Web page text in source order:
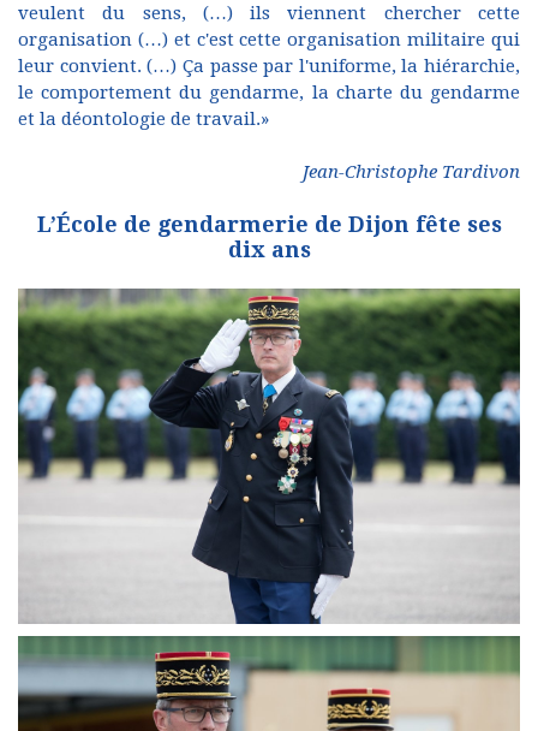
veulent du sens, (…) ils viennent chercher cette
organisation (…) et c'est cette organisation militaire qui
leur convient. (…) Ça passe par l'uniforme, la hiérarchie,
le comportement du gendarme, la charte du gendarme
et la déontologie de travail.»
Jean-Christophe Tardivon
L’École de gendarmerie de Dijon fête ses
dix ans